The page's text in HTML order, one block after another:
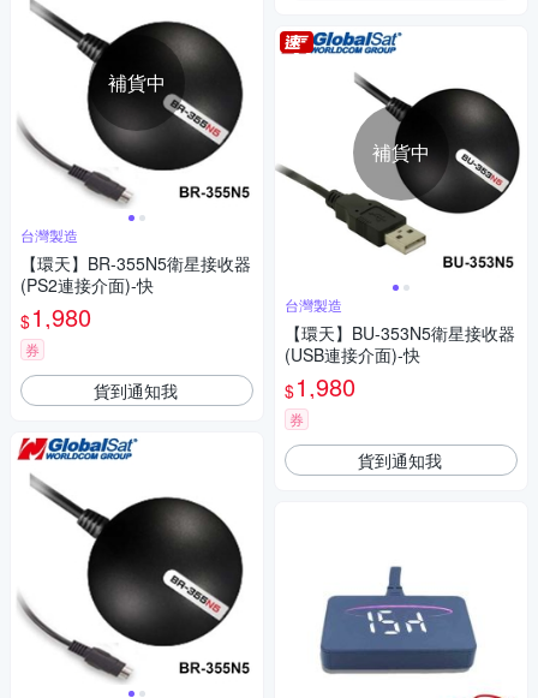
補貨中
台灣製造
【環天】BR-355N5衛星接收器
(PS2連接介面)-快
$1,980
券
貨到通知我
補貨中
台灣製造
【環天】BU-353N5衛星接收器
(USB連接介面)-快
$1,980
券
貨到通知我